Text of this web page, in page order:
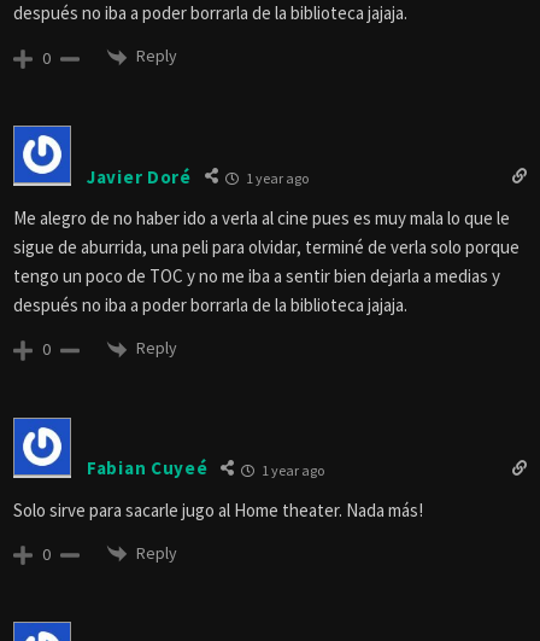
después no iba a poder borrarla de la biblioteca jajaja.
0 Reply
Javier Doré 1 year ago
Me alegro de no haber ido a verla al cine pues es muy mala lo que le
sigue de aburrida, una peli para olvidar, terminé de verla solo porque
tengo un poco de TOC y no me iba a sentir bien dejarla a medias y
después no iba a poder borrarla de la biblioteca jajaja.
0 Reply
Fabian Cuyeé 1 year ago
Solo sirve para sacarle jugo al Home theater. Nada más!
0 Reply